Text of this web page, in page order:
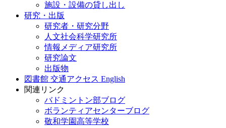
施設・設備の貸し出し
研究・出版
研究者・研究分野
人文社会科学研究所
情報メディア研究所
研究論文
出版物
図書館 交通アクセス English
関連リンク
バドミントン部ブログ
ボランティアセンターブログ
敬和学園高等学校